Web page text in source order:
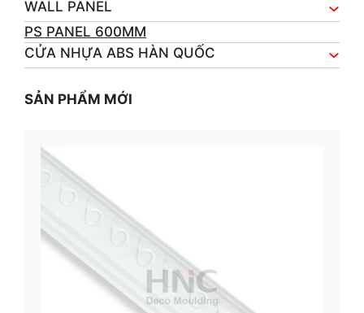
WALL PANEL
PS PANEL 600MM
CỬA NHỰA ABS HÀN QUỐC
SẢN PHẨM MỚI